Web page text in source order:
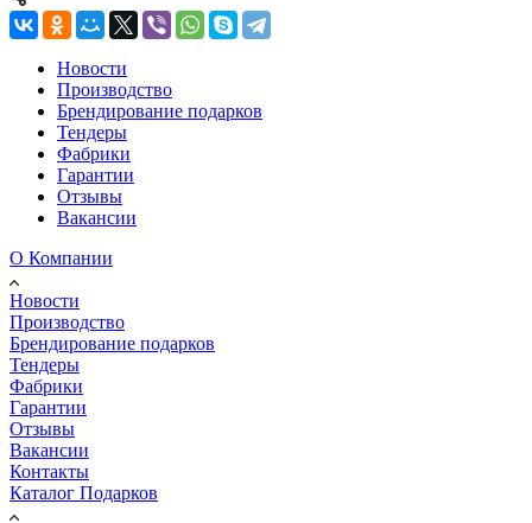
Новости
Производство
Брендирование подарков
Тендеры
Фабрики
Гарантии
Отзывы
Вакансии
О Компании
Новости
Производство
Брендирование подарков
Тендеры
Фабрики
Гарантии
Отзывы
Вакансии
Контакты
Каталог Подарков